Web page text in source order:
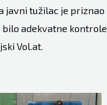
javni tužilac je
adekvatne
Vol.at.